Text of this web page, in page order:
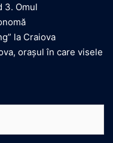
3. Omul
la Craiova
orașul în care visele